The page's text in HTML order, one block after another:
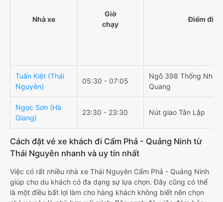
Nhà xe
Giờ
chạy
Điểm đi
Tuấn Kiệt (Thái
Nguyên)
05:30 - 07:05
Ngõ 398 Thống
Quang
Ngọc Sơn (Hà
Giang)
23:30 - 23:30 Nút giao Tân Lập
Cách đặt vé xe khách đi Cẩm Phả - Quảng Ninh từ
Thái Nguyên nhanh và uy tín nhất
Việc có rất nhiều nhà xe Thái Nguyên Cẩm Phả - Quảng Ninh
giúp cho du khách có đa dạng sự lựa chọn. Đây cũng có thể
là một điều bất lợi làm cho hàng khách không biết nên chọn